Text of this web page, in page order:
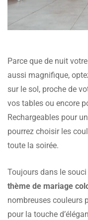
Parce que de nuit
aussi magnifique,
sur le sol, proche de
vos tables ou encore
Rechargeables pour
pourrez choisir les
toute la soirée.
Toujours dans le
thème de mariage
nombreuses couleurs
pour la touche